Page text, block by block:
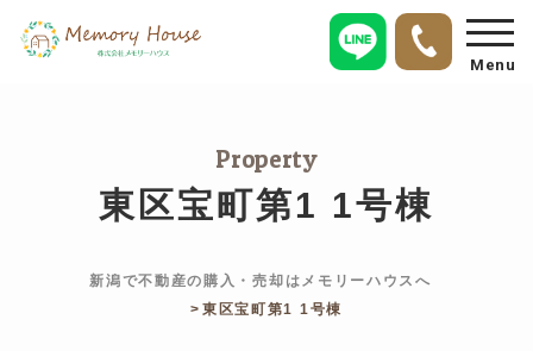
Menu
Property
東区宝町第1 1号棟
新潟で不動産の購入・売却はメモリーハウスへ
東区宝町第1 1号棟